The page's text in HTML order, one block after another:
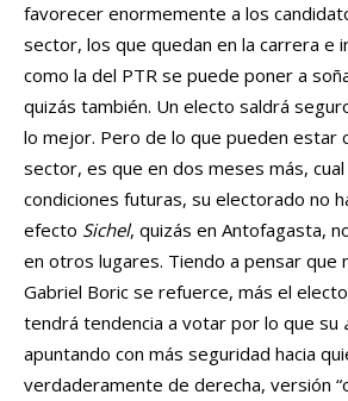
favorecer enormemente a los
sector, los que quedan en la carrera e
como la del PTR se puede poner a
quizás también. Un electo saldrá
lo mejor. Pero de lo que pueden estar
sector, es que en dos meses más, cual
condiciones futuras, su electorado no
efecto Sichel, quizás en Antofagasta,
en otros lugares. Tiendo a pensar que
Gabriel Boric se refuerce, más el
tendrá tendencia a votar por lo que su
apuntando con más seguridad hacia
verdaderamente de derecha, versión